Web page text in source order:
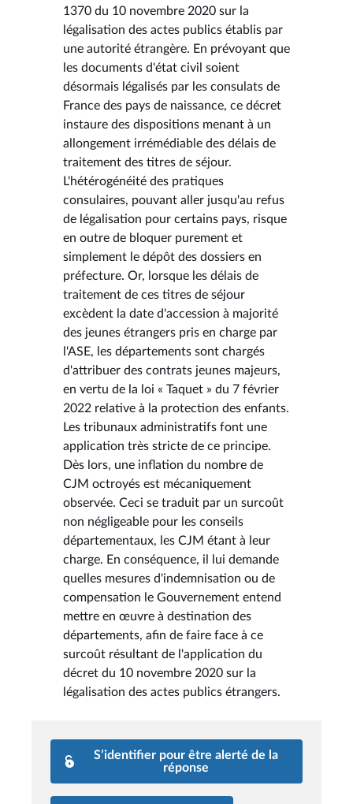
1370 du 10 novembre 2020 sur la
légalisation des actes publics établis par
une autorité étrangère. En prévoyant que
les documents d'état civil soient
désormais légalisés par les consulats de
France des pays de naissance, ce décret
instaure des dispositions menant à un
allongement irrémédiable des délais de
traitement des titres de séjour.
L'hétérogénéité des pratiques
consulaires, pouvant aller jusqu'au refus
de légalisation pour certains pays, risque
en outre de bloquer purement et
simplement le dépôt des dossiers en
préfecture. Or, lorsque les délais de
traitement de ces titres de séjour
excèdent la date d'accession à majorité
des jeunes étrangers pris en charge par
l'ASE, les départements sont chargés
d'attribuer des contrats jeunes majeurs,
en vertu de la loi « Taquet » du 7 février
2022 relative à la protection des enfants.
Les tribunaux administratifs font une
application très stricte de ce principe.
Dès lors, une inflation du nombre de
CJM octroyés est mécaniquement
observée. Ceci se traduit par un surcoût
non négligeable pour les conseils
départementaux, les CJM étant à leur
charge. En conséquence, il lui demande
quelles mesures d'indemnisation ou de
compensation le Gouvernement entend
mettre en œuvre à destination des
départements, afin de faire face à ce
surcoût résultant de l'application du
décret du 10 novembre 2020 sur la
légalisation des actes publics étrangers.
S’identifier pour être alerté de la
réponse